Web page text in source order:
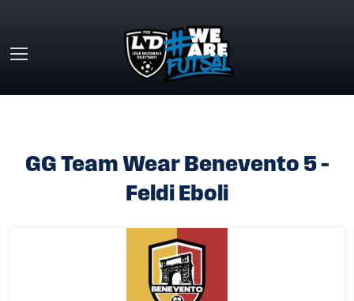
GG Team Wear Benevento 5 –
Feldi Eboli